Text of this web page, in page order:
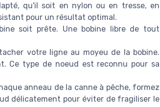
qu'il soit en nylon ou en tresse, en
pour un résultat optimal.
soit prête. Une bobine libre de tout
votre ligne au moyeu de la bobine.
Ce type de noeud est reconnu pour sa
anneau de la canne à pêche, formez
délicatement pour éviter de fragiliser le